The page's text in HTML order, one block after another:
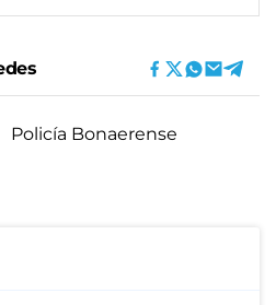
Policía Bonaerense